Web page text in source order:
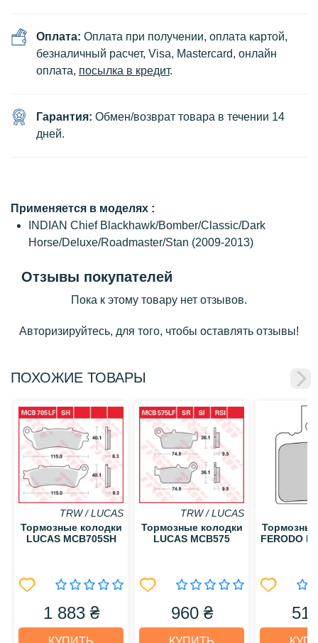
Оплата: Оплата при получении, оплата картой,
безналичный расчет, Visa, Mastercard, онлайн
оплата, посылка в кредит.
Гарантия: Обмен/возврат товара в течении 14
дней.
Применяется в моделях :
INDIAN Chief Blackhawk/Bomber/Classic/Dark
Horse/Deluxe/Roadmaster/Stan (2009-2013)
Отзывы покупателей
Пока к этому товару нет отзывов.
Авторизируйтесь, для того, чтобы оставлять отзывы!
ПОХОЖИЕ ТОВАРЫ
TRW / LUCAS
Тормозные колодки
LUCAS MCB705SH
1 883 ₴
TRW / LUCAS
Тормозные колодки
LUCAS MCB575
960 ₴
FERODO